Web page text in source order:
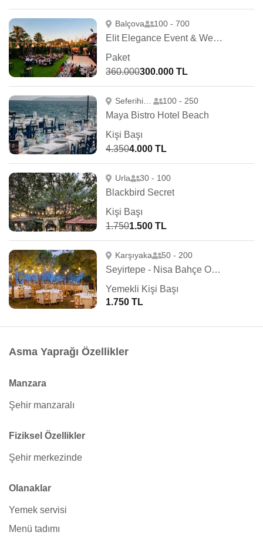
Balçova 100 - 700
Elit Elegance Event & Wedding
Paket
360.000300.000 TL
Seferihisar 100 - 250
Maya Bistro Hotel Beach
Kişi Başı
4.3504.000 TL
Urla 30 - 100
Blackbird Secret
Kişi Başı
1.7501.500 TL
Karşıyaka 50 - 200
Seyirtepe - Nisa Bahçe Orman
Yemekli Kişi Başı
1.750 TL
Asma Yaprağı Özellikler
Manzara
Şehir manzaralı
Fiziksel Özellikler
Şehir merkezinde
Olanaklar
Yemek servisi
Menü tadımı